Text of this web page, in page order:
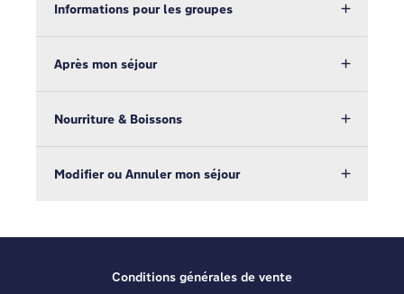
Informations pour les groupes
Après mon séjour
Nourriture & Boissons
Modifier ou Annuler mon séjour
Conditions générales de vente